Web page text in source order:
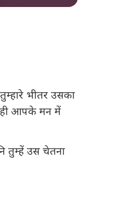
भीतर उसका
ही आपके मन में
तुम्हें उस चेतना